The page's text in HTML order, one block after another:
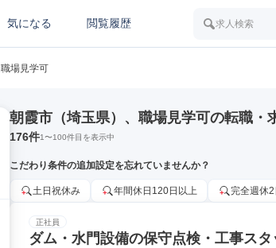
気になる 閲覧履歴 求人検索
職場見学可
朝霞市（埼玉県）、職場見学可の転職・
176件1〜100件目を表示中
こだわり条件の追加設定を忘れていませんか？
土日祝休み 年間休日120日以上 完全週休2
正社員
ダム・水門設備の保守点検・工事スタ